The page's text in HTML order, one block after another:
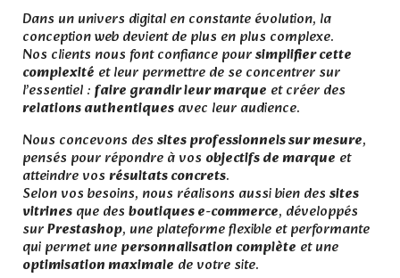
Dans un univers digital en constante évolution, la
conception web devient de plus en plus complexe.
Nos clients nous font confiance poursimplifier cette
complexité et leur permettre de se concentrer sur
l’essentiel :faire grandir leur marque et créer des
relations authentiquesavec leur audience.
Nous concevons dessites professionnels sur mesure,
pensés pour répondre à vos objectifs de marque et
atteindre vosrésultats concrets.
Selon vos besoins, nous réalisons aussi bien dessites
vitrinesque desboutiques e-commerce, développés
surPrestashop, une plateforme flexible et performante
qui permet unepersonnalisation complète et une
optimisation maximale de votre site.